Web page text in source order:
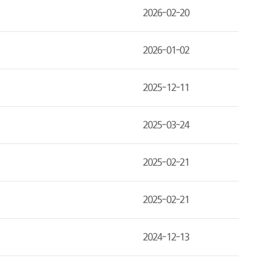
2026-02-20
2026-01-02
2025-12-11
2025-03-24
2025-02-21
2025-02-21
2024-12-13